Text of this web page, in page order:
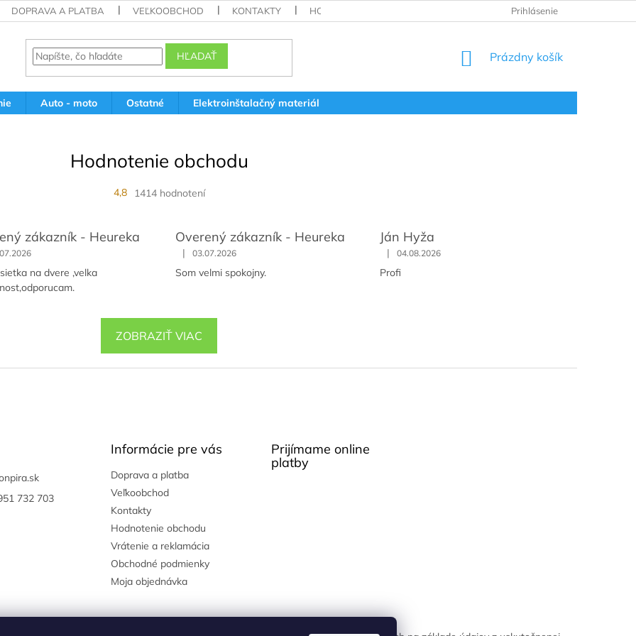
DOPRAVA A PLATBA VEĽKOOBCHOD KONTAKTY HODNOTENIE OBCHODU VRÁTENIE A REKLAMÁCIA
Prihlásenie
HĽADAŤ
NÁKUPNÝ
Prázdny košík
Auto - moto Ostatné Elektroinštalačný materiál
Hodnotenie obchodu
4,8 1414 hodnotení
zákazník - Heureka
na dvere ,velka
Overený zákazník - Heureka
| 03.07.2026
Som velmi spokojny.
Ján Hyža
| 04.08.2026
Profi
ZOBRAZIŤ VIAC
732 703
Informácie pre vás
Doprava a platba
Veľkoobchod
Kontakty
Hodnotenie obchodu
Vrátenie a reklamácia
Obchodné podmienky
Moja objednávka
Prijímame online
platby